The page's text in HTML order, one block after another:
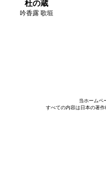
杜の蔵
吟香露 歌垣
当ホームペ
すべての内容は日本の著